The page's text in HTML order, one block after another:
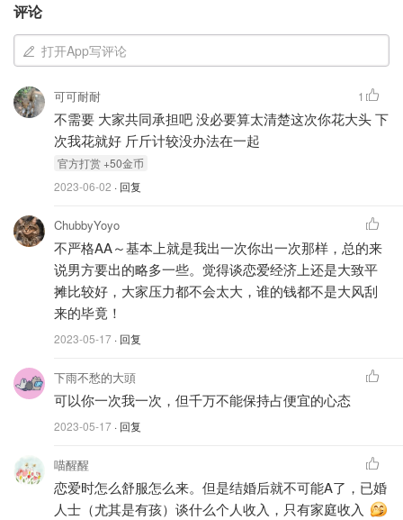
评论
打开App写评论
可可耐耐
不需要 大家共同承担吧 没必要算太清楚这次你花大头 下
次我花就好 斤斤计较没办法在一起
官⽅打赏 +50⾦币
2023-06-02 · 回复
1
ChubbyYoyo
不严格AA～基本上就是我出一次你出一次那样，总的来
说男方要出的略多一些。觉得谈恋爱经济上还是大致平
摊比较好，大家压力都不会太大，谁的钱都不是大风刮
来的毕竟！
2023-05-17 · 回复
下雨不愁的大頭
可以你一次我一次，但千万不能保持占便宜的心态
2023-05-17 · 回复
喵醒醒
恋爱时怎么舒服怎么来。但是结婚后就不可能A了，已婚
人士（尤其是有孩）谈什么个人收入，只有家庭收入